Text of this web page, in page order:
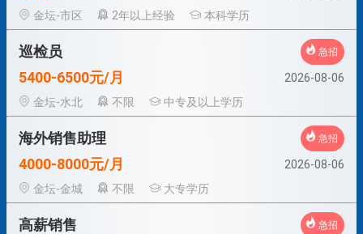
金坛-市区
2年以上经验 本科学历
巡检员 急招
5400-6500元/月
2026-08-06
金坛-水北
不限 中专及以上学历
海外销售助理 急招
4000-8000元/月
2026-08-06
金坛-金城
不限 大专学历
高薪销售 急招